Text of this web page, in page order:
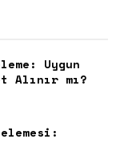
Uygun
Alınır mı?